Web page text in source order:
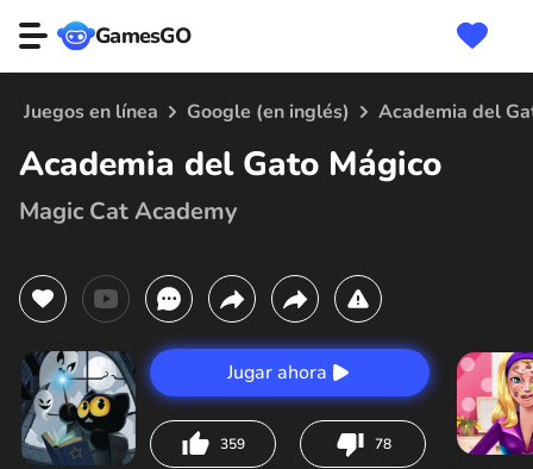
GamesGO
Juegos en línea Google (en inglés) Academia del
Academia del Gato Mágico
Magic Cat Academy
Jugar ahora
359 78